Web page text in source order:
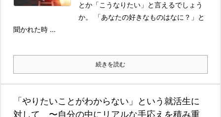
とか「こうなりたい」と言えるでしょう
か。 「あなたの好きなものはなに？」と
聞かれた時 ...
続きを読む
「やりたいことがわからない」という就活生に
対して 〜自分の中にリアルな手応えを積み重